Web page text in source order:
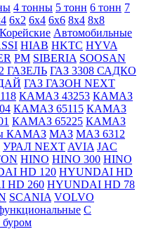
4 тонны 5 тонн 6 тонн 7
6х2 6х4 6х6 8х4 8х8
Корейские Автомобильные
HIAB HKTC HYVA
PM SIBERIA SOOSAN
ГАЗЕЛЬ ГАЗ 3308 САДКО
ГАЗ ГАЗОН NEXT
КАМАЗ 43253 КАМАЗ
КАМАЗ 65115 КАМАЗ
КАМАЗ 65225 КАМАЗ
КАМАЗ МАЗ МАЗ 6312
УРАЛ NEXT AVIA JAC
HINO HINO 300 HINO
HD 120 HYUNDAI HD
HD 260 HYUNDAI HD 78
SCANIA VOLVO
C
буром